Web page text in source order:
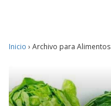
Inicio › Archivo para Alimentos